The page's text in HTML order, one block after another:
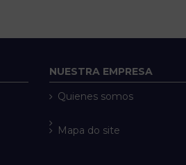
NUESTRA EMPRESA
Quienes somos
Mapa do site